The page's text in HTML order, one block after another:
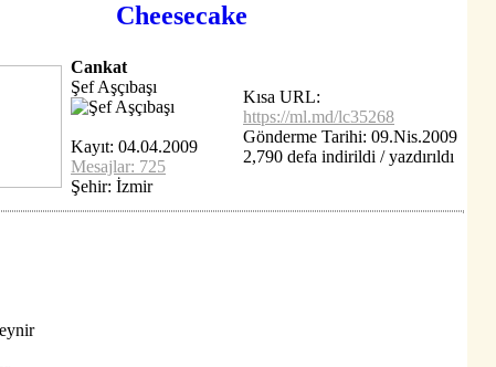
Cheesecake
Cankat
Şef Aşçıbaşı
Kayıt: 04.04.2009
Mesajlar: 725
Şehir: İzmir
Kısa URL:
https://ml.md/lc35268
Gönderme Tarihi: 09.Nis.2009
2,790 defa indirildi / yazdırıldı